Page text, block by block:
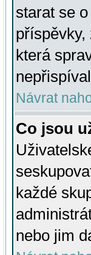
starat se
příspěvky,
která
Návrat
Co jsou
každé
nebo jim